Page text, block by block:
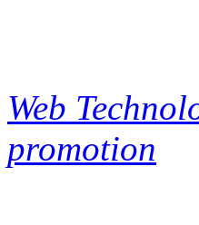
Web
promotion